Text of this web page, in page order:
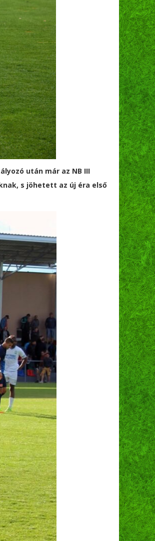
után már az NB III
s jöhetett az új éra első